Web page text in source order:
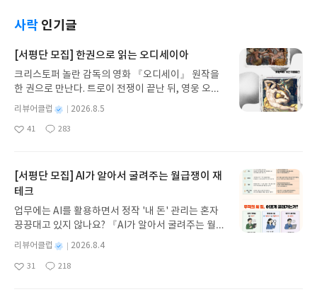
사락 인기글
[서평단 모집] 한권으로 읽는 오디세이아
크리스토퍼 놀란 감독의 영화 『오디세이』 원작을
한 권으로 만난다. 트로이 전쟁이 끝난 뒤, 영웅 오디
세우스는 고향 이타케로 돌아가기 위해 키클롭스, 마
녀 키르케, 세이렌의 노래, 포세이돈의 분노를 헤쳐
나간다. 그리스 철학 전공자인 옮긴이가 호메로스의
지 않고 끝까지 읽을 수 있다. 3천 년을 이어 온 귀향
과 모험의 대서사시가 가장 읽기 편한 번역으로 새롭
스 저/육혜원 역출판사이화북스 예스24 바로가기 닫
기모집인원 : 5명신청기간 : 2026.08.05 ~ 2026.08.
09발표일자 : 2026.08.13리뷰 작성기한 : 도서/상품
품 받으실 주소/연락처를 업데이트 해주세요! (선정
별
리뷰어클럽
성
2026.8.5
좋
41
댓
283
작
[서평단 모집] AI가 알아서 굴려주는 월급쟁이 재
테크
업무에는 AI를 활용하면서 정작 '내 돈' 관리는 혼자
끙끙대고 있지 않나요? 『AI가 알아서 굴려주는 월급
쟁이 재테크』는 챗GPT·클로드·제미나이·퍼플렉시
티를 나만의 재테크 팀으로 만드는 실전 가이드입니
다. 재무 진단부터 주식 투자, 부동산, 절세, 자산 관
별
리뷰어클럽
성
2026.8.4
좋
31
댓
218
작